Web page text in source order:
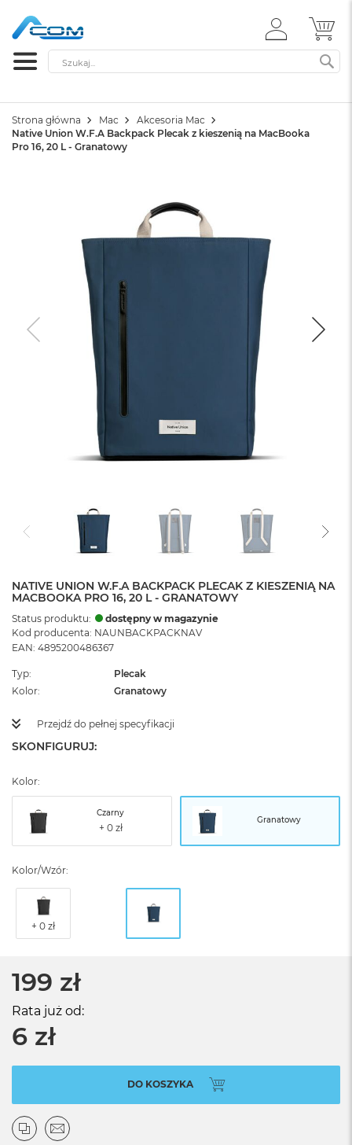
ZALOGUJ
SIĘ
Szukaj
Strona główna Mac
Akcesoria Mac
Native Union W.F.A Backpack Plecak z kieszenią na MacBooka
Pro 16, 20 L - Granatowy
NATIVE UNION W.F.A BACKPACK PLECAK Z KIESZENIĄ NA
MACBOOKA PRO 16, 20 L - GRANATOWY
Status produktu:
dostępny w magazynie
Kod producenta: NAUNBACKPACKNAV
EAN: 4895200486367
Typ
Plecak
Kolor
Granatowy
Przejdź do pełnej specyfikacji
SKONFIGURUJ:
Kolor:
Czarny
Granatowy
Kolor/Wzór:
199 zł
Rata już od:
6 zł
DO KOSZYKA